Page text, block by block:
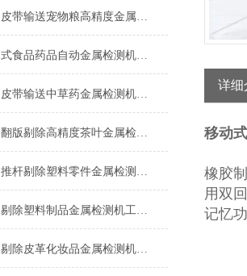
自动皮带输送宠物粮高精度金属检测机生产厂家
管道式食品药品自动金属检测机支持定制
自动皮带输送中草药金属检测机操作简单
自动翻版剔除高精度茶叶金属检测机厂家
自动推杆剔除塑料零件金属检测机操作简单
自动剔除塑料制品金属检测机工厂生产
自动剔除皮革化妆品金属检测机支持定制
详细
移动
橡胶
用双
记忆